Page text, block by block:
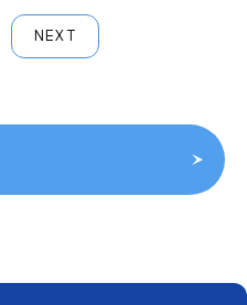
NEXT